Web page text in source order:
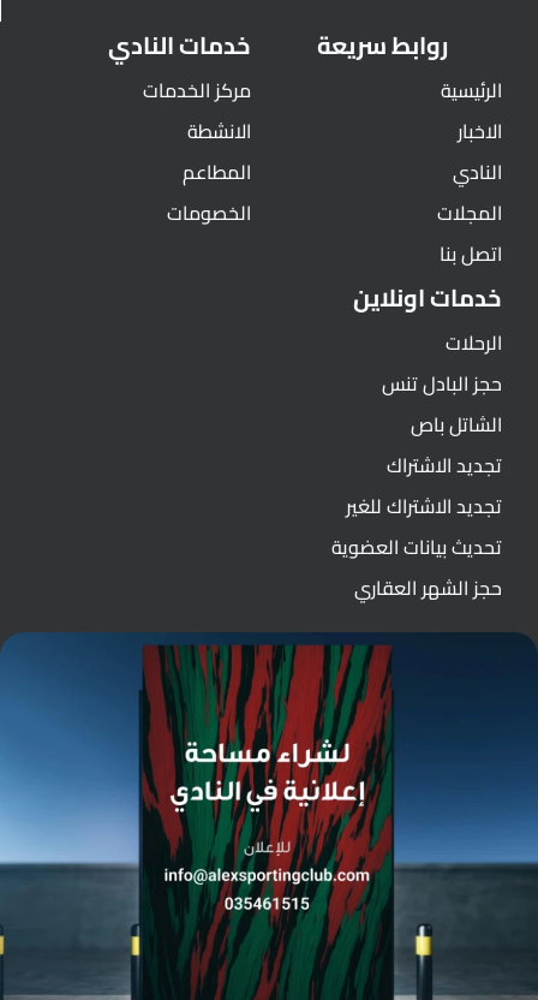
روابط سريعة
الرئيسية
الاخبار
النادي
المجلات
اتصل بنا
خدمات النادي
مركز الخدمات
الانشطة
المطاعم
الخصومات
خدمات اونلاين
الرحلات
حجز البادل تنس
الشاتل باص
تجديد الاشتراك
تجديد الاشتراك للغير
تحديث بيانات العضوية
حجز الشهر العقاري